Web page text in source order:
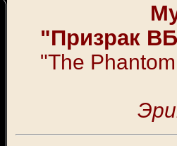
"Призрак
"The